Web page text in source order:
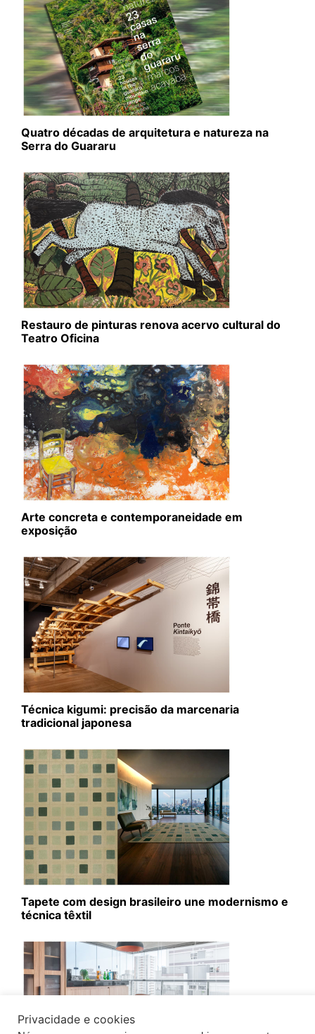
Quatro décadas de arquitetura e natureza na
Serra do Guararu
Restauro de pinturas renova acervo cultural do
Teatro Oficina
Arte concreta e contemporaneidade em
exposição
Técnica kigumi: precisão da marcenaria
tradicional japonesa
Tapete com design brasileiro une modernismo e
técnica têxtil
Privacidade e cookies